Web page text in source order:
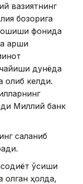
вазиятнинг
бозорига
ошиши фонида
қарши
дунёда
олиб келди.
Миллий банк
сақланиб
ўсиши
олган ҳолда,